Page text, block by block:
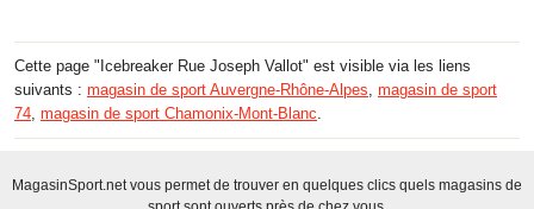
Cette page "Icebreaker Rue Joseph Vallot" est visible via les liens
suivants : magasin de sport Auvergne-Rhône-Alpes, magasin de sport
74, magasin de sport Chamonix-Mont-Blanc.
MagasinSport.net vous permet de trouver en quelques clics quels magasins de